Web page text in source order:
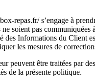
repas.fr/ s’engage à
soient pas
Informations du Client
les mesures de
peuvent être traitées par
de la présente politique.